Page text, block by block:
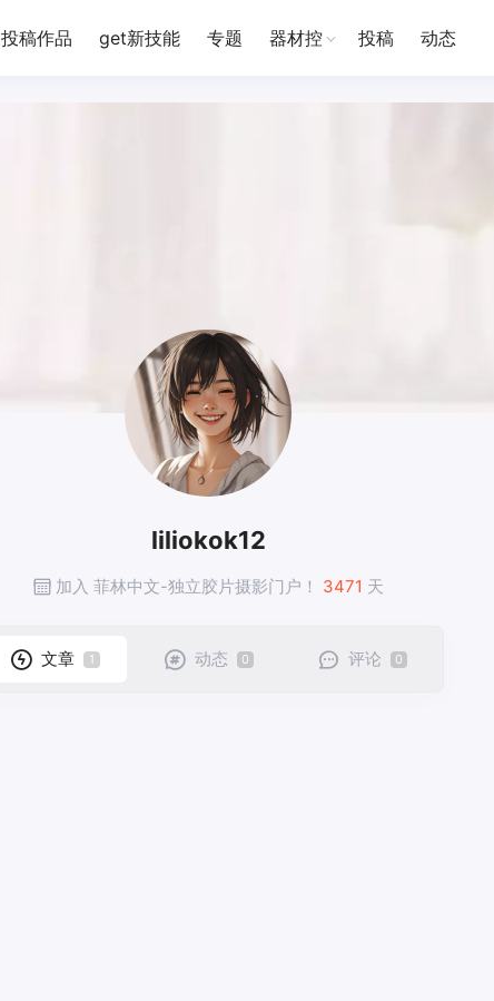
投稿作品 get新技能 专题 器材控 投稿 动态
liliokok12
加入 菲林中文-独立胶片摄影门户！ 3471 天
文章 1 动态 0 评论 0